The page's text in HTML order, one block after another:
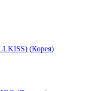
(Корея)